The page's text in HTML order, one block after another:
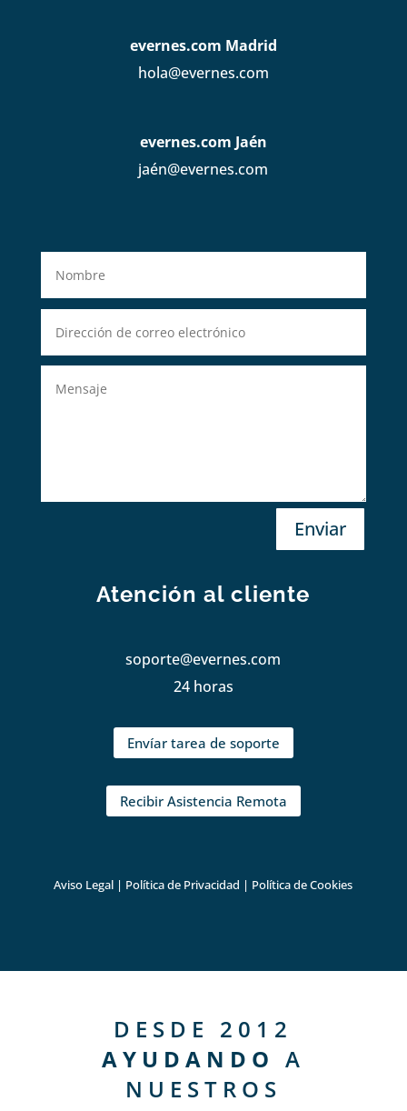
evernes.com Madrid
hola@evernes.com
evernes.com Jaén
jaén@evernes.com
Enviar
Atención al cliente
soporte@evernes.com
24 horas
Envíar tarea de soporte
Recibir Asistencia Remota
Aviso Legal | Política de Privacidad | Política de Cookies
DESDE 2012
AYUDANDO A
NUESTROS